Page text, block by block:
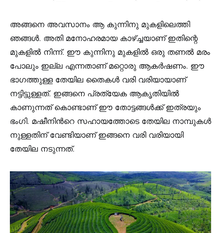
അങ്ങനെ അവസാനം ആ കുന്നിനു മുകളിലെത്തി
ഞങ്ങള്‍. അതി മനോഹരമായ കാഴ്ച്ചയാണ് ഇതിന്റെ
മുകളില്‍ നിന്ന്. ഈ കുന്നിനു മുകളില്‍ ഒരു തണല്‍ മരം
പോലും ഇല്ല എന്നതാണ് മറ്റൊരു ആകര്‍ഷണം. ഈ
ഭാഗത്തുള്ള തേയില തൈകള്‍ വരി വരിയായാണ്
നട്ടിട്ടുള്ളത്. ഇങ്ങനെ പ്രത്യേക ആകൃതിയില്‍
കാണുന്നത് കൊണ്ടാണ് ഈ തോട്ടങ്ങള്‍ക്ക് ഇത്രയും
ഭംഗി. മഷീനിന്‍റെ സഹായത്തോടെ തേയില നാമ്പുകള്‍
നുള്ളതിന് വേണ്ടിയാണ് ഇങ്ങനെ വരി വരിയായി
തേയില നടുന്നത്.